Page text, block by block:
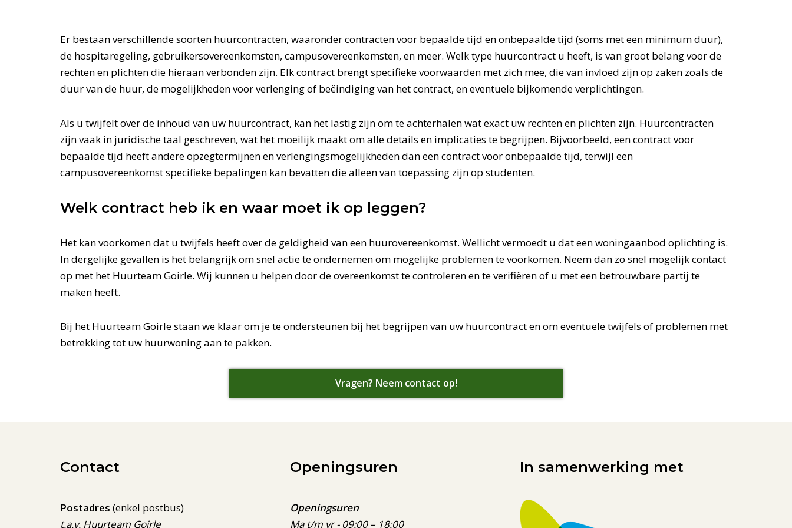
Er bestaan verschillende soorten huurcontracten, waaronder contracten voor bepaalde tijd en onbepaalde tijd (soms met een minimum duur),
de hospitaregeling, gebruikersovereenkomsten, campusovereenkomsten, en meer. Welk type huurcontract u heeft, is van groot belang voor de
rechten en plichten die hieraan verbonden zijn. Elk contract brengt specifieke voorwaarden met zich mee, die van invloed zijn op zaken zoals de
duur van de huur, de mogelijkheden voor verlenging of beëindiging van het contract, en eventuele bijkomende verplichtingen.
Als u twijfelt over de inhoud van uw huurcontract, kan het lastig zijn om te achterhalen wat exact uw rechten en plichten zijn. Huurcontracten
zijn vaak in juridische taal geschreven, wat het moeilijk maakt om alle details en implicaties te begrijpen. Bijvoorbeeld, een contract voor
bepaalde tijd heeft andere opzegtermijnen en verlengingsmogelijkheden dan een contract voor onbepaalde tijd, terwijl een
campusovereenkomst specifieke bepalingen kan bevatten die alleen van toepassing zijn op studenten.
Welk contract heb ik en waar moet ik op leggen?
Het kan voorkomen dat u twijfels heeft over de geldigheid van een huurovereenkomst. Wellicht vermoedt u dat een woningaanbod oplichting is.
In dergelijke gevallen is het belangrijk om snel actie te ondernemen om mogelijke problemen te voorkomen. Neem dan zo snel mogelijk contact
op met het Huurteam Goirle. Wij kunnen u helpen door de overeenkomst te controleren en te verifiëren of u met een betrouwbare partij te
maken heeft.
Bij het Huurteam Goirle staan we klaar om je te ondersteunen bij het begrijpen van uw huurcontract en om eventuele twijfels of problemen met
betrekking tot uw huurwoning aan te pakken.
Vragen? Neem contact op!
Contact
Postadres (enkel postbus)
t.a.v. Huurteam Goirle
Openingsuren
Openingsuren
Ma t/m vr - 09:00 – 18:00
In samenwerking met